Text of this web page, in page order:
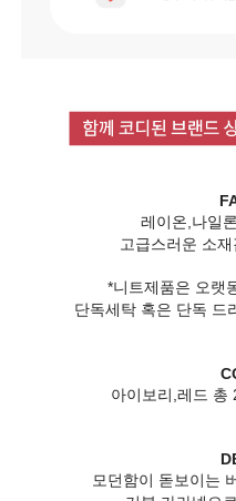
레이온,나일
고급스러운 소
*니트제품은 오랫
단독세탁 혹은 단독 드
아이보리,레드 총
모던함이 돋보이는